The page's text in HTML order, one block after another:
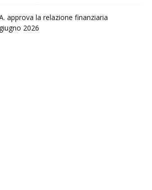
approva la relazione finanziaria
2026